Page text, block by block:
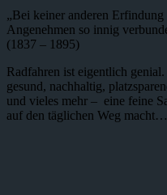
„Bei keiner anderen
Angenehmen so innig
(1837 – 1895)
Radfahren ist eigentlich
gesund, nachhaltig,
und vieles mehr – eine feine
auf den täglichen Weg macht…